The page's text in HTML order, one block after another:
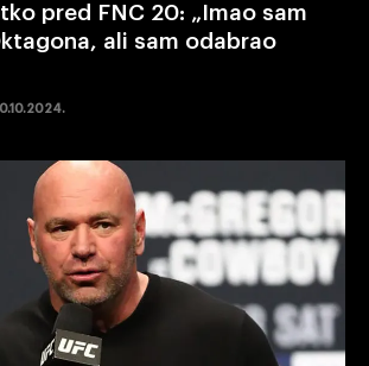
pred FNC 20: „Imao sam
ali sam odabrao